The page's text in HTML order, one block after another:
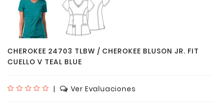
CHEROKEE 24703 TLBW / CHEROKEE BLUSON JR. FIT
CUELLO V TEAL BLUE
| Ver Evaluaciones